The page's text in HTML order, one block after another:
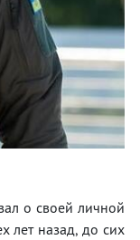
о своей личной
лет назад, до сих